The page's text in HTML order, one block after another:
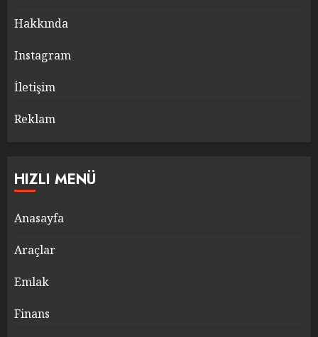
Hakkında
Instagram
İletişim
Reklam
HIZLI MENÜ
Anasayfa
Araçlar
Emlak
Finans